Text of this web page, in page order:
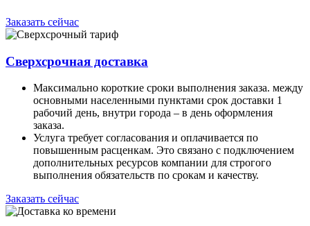
Заказать сейчас
Сверхсрочная доставка
Максимально короткие сроки выполнения заказа. между
основными населенными пунктами срок доставки 1
рабочий день, внутри города – в день оформления
заказа.
Услуга требует согласования и оплачивается по
повышенным расценкам. Это связано с подключением
дополнительных ресурсов компании для строгого
выполнения обязательств по срокам и качеству.
Заказать сейчас